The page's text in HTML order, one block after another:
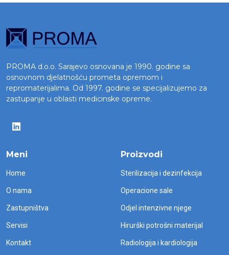
PROMA d.o.o. Sarajevo osnovana je 1990. godine sa
osnovnom djelatnošću prometa opremom i
repromaterijalima. Od 1997. godine se specijalizujemo za
zastupanje u oblasti medicinske opreme.
Meni
Home
O nama
Zastupništva
Servisi
Kontakt
Proizvodi
Sterilizacija i dezinfekcija
Operacione sale
Odjel intenzivne njege
Hirurški potrošni materijal
Radiologija i kardiologija